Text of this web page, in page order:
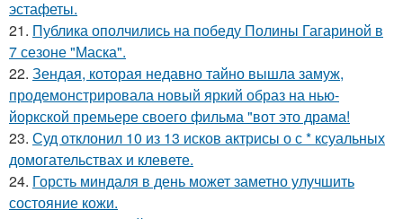
эстафеты.
21. Публика ополчились на победу Полины Гагариной в
7 сезоне "Маска".
22. Зендая, которая недавно тайно вышла замуж,
продемонстрировала новый яркий образ на нью-
йоркской премьере своего фильма "вот это драма!
23. Суд отклонил 10 из 13 исков актрисы о с * ксуальных
домогательствах и клевете.
24. Горсть миндаля в день может заметно улучшить
состояние кожи.